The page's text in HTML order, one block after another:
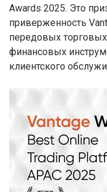
Awards 2025. Это
приверженность
передовых
финансовых
клиентского